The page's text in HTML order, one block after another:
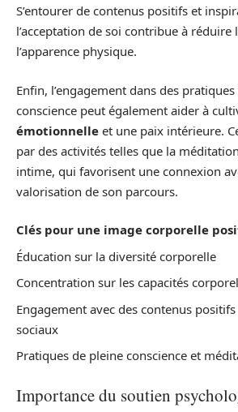
S’entourer de contenus positifs et
l’acceptation de soi contribue à réduire
l’apparence physique.
Enfin, l’engagement dans des
conscience peut également aider à
émotionnelle et une paix intérieure.
par des activités telles que la
intime, qui favorisent une connexion
valorisation de son parcours.
Clés pour une image corporelle
Éducation sur la diversité corporelle
Concentration sur les capacités
Engagement avec des contenus
sociaux
Pratiques de pleine conscience et
Importance du soutien